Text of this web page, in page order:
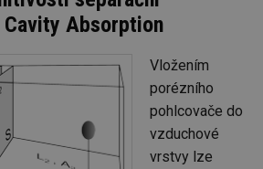
Absorption
Vložením
porézního
pohlcovače do
vzduchové
vrstvy lze